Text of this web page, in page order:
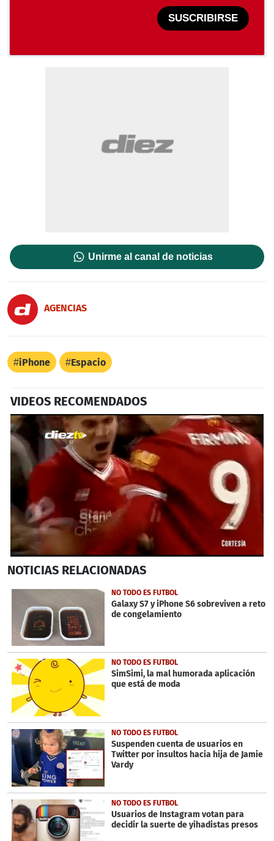
SUSCRIBIRSE
Unirme al canal de noticias
AGENCIAS
iPhone Espacio
VIDEOS RECOMENDADOS
seconds
55
NOTICIAS RELACIONADAS
NO TODO ES FUTBOL
Galaxy S7 y iPhone S6 sobreviven a reto
de congelamiento
NO TODO ES FUTBOL
SimSimi, la mal humorada aplicación
que está de moda
NO TODO ES FUTBOL
Suspenden cuenta de usuarios en
Twitter por insultos hacia hija de Jamie
Vardy
NO TODO ES FUTBOL
Usuarios de Instagram votan para
decidir la suerte de yihadistas presos